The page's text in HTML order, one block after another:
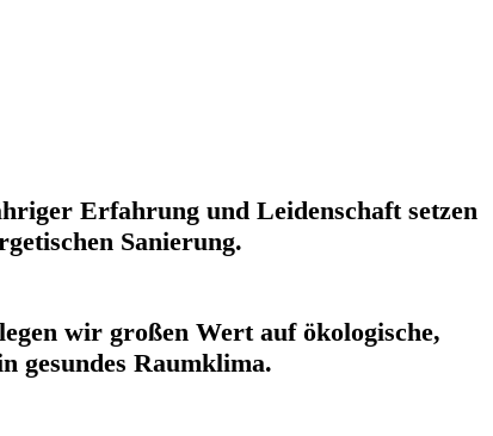
Erfahrung und Leidenschaft setzen
Sanierung.
wir großen Wert auf ökologische,
gesundes Raumklima.